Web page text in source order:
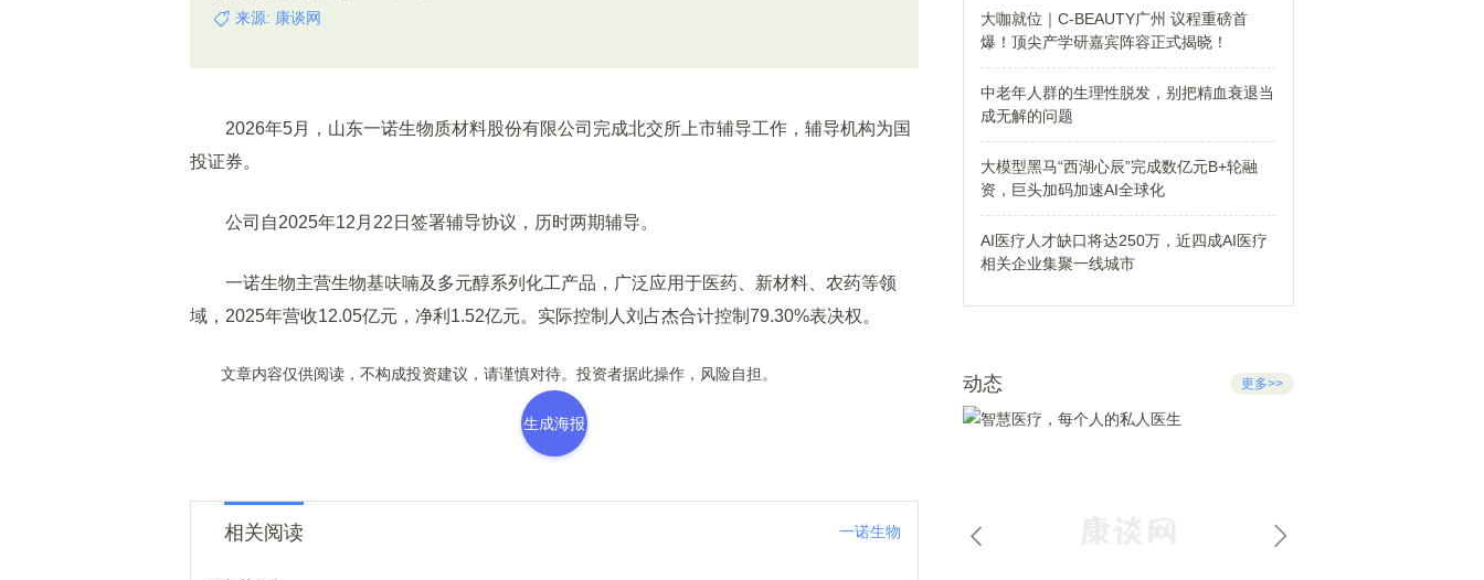
来源: 康谈网
2026年5月，山东一诺生物质材料股份有限公司完成北交所上市辅导工作，辅导机构为国
投证券。
公司自2025年12月22日签署辅导协议，历时两期辅导。
一诺生物主营生物基呋喃及多元醇系列化工产品，广泛应用于医药、新材料、农药等领
域，2025年营收12.05亿元，净利1.52亿元。实际控制人刘占杰合计控制79.30%表决权。
文章内容仅供阅读，不构成投资建议，请谨慎对待。投资者据此操作，风险自担。
生成海报
相关阅读 一诺生物
大咖就位｜C-BEAUTY广州 议程重磅首
爆！顶尖产学研嘉宾阵容正式揭晓！
中老年人群的生理性脱发，别把精血衰退当
成无解的问题
大模型黑马“西湖心辰”完成数亿元B+轮融
资，巨头加码加速AI全球化
AI医疗人才缺口将达250万，近四成AI医疗
相关企业集聚一线城市
动态 更多>>